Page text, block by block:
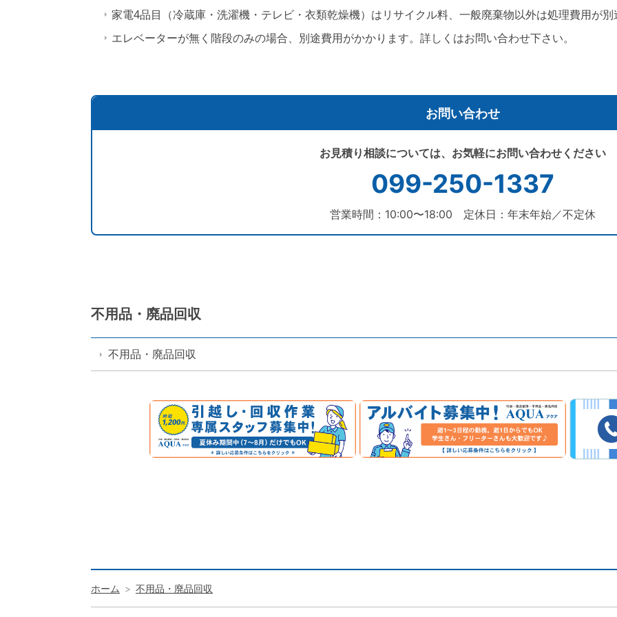
家電4品目（冷蔵庫・洗濯機・テレビ・衣類乾燥機）はリサイクル料、一般廃棄物以外は処理費用が別
エレベーターが無く階段のみの場合、別途費用がかかります。詳しくはお問い合わせ下さい。
お問い合わせ
お見積り相談については、お気軽にお問い合わせください
099-250-1337
営業時間：10:00〜18:00 定休日：年末年始／不定休
不用品・廃品回収
不用品・廃品回収
ホーム 不用品・廃品回収